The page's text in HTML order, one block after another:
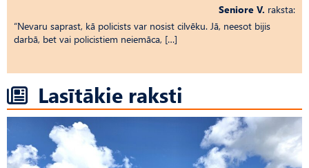
Seniore V. raksta:
“Nevaru saprast, kā policists var nosist cilvēku. Jā, neesot bijis
darbā, bet vai policistiem neiemāca, […]
Lasītākie raksti